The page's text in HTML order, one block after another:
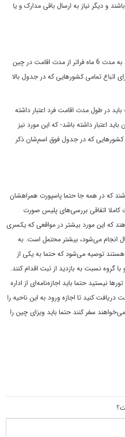
و دیگر نیاز به ارسال باقی مدارک و یا
برای ورود به چین، پاسپورت باید به مدت 6 ماه فراتر از مدت اقامت در چین
اتباع تمامی کشورهایی که در جدول بالا
در طول مدت اقامت فرد اعتبار داشته
اعتبار داشته باشد- که این مورد نیز
کشورهایی که در جدول فوق اسم‌شان ذکر
که در همه جا حتما پاسپورت همراهشان
کاملا اتفاقی بررسی‌های پلیس صورت
که این مورد بیشتر در مواقعی که یکسری
انجام می‌شود، بیشتر محتمل است. به
هستند توصیه می‌شود که حتما به یکی از
گروه نسبت به بازدید از تبت اقدام کنند.
نیستید حتما باید اجازه‌نامه‌ای از اداره
کنید تا اجازه ورود به این ناحیه را
سفر کنند حتما باید ویزای چین را